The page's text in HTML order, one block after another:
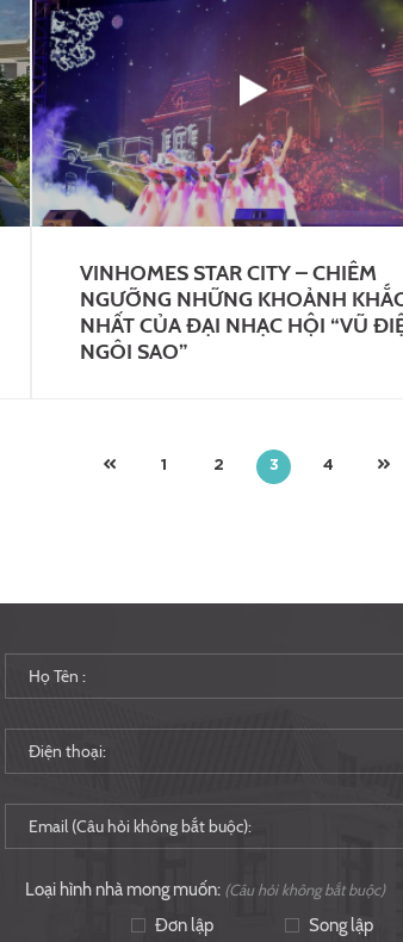
VINHOMES STAR CITY – CHIÊM
NGƯỠNG NHỮNG KHOẢNH
NHẤT CỦA ĐẠI NHẠC HỘI “VŨ
NGÔI SAO”
1 2 3 4
Loại hình nhà mong muốn: (Câu hỏi không bắt buộc)
Đơn lập Song lập